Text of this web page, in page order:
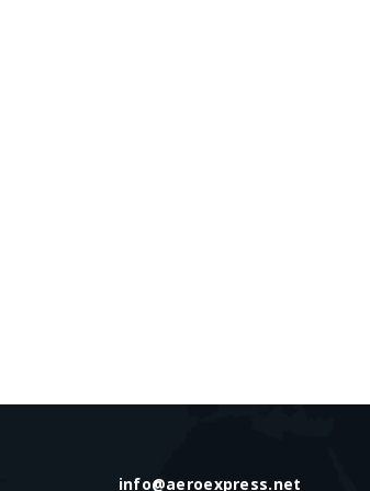
info@aeroexpress.net